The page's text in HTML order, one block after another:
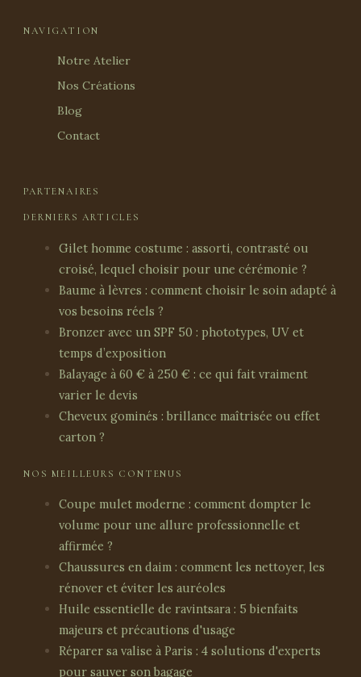
NAVIGATION
Notre Atelier
Nos Créations
Blog
Contact
PARTENAIRES
DERNIERS ARTICLES
Gilet homme costume : assorti, contrasté ou
croisé, lequel choisir pour une cérémonie ?
Baume à lèvres : comment choisir le soin adapté à
vos besoins réels ?
Bronzer avec un SPF 50 : phototypes, UV et
temps d’exposition
Balayage à 60 € à 250 € : ce qui fait vraiment
varier le devis
Cheveux gominés : brillance maîtrisée ou effet
carton ?
NOS MEILLEURS CONTENUS
Coupe mulet moderne : comment dompter le
volume pour une allure professionnelle et
affirmée ?
Chaussures en daim : comment les nettoyer, les
rénover et éviter les auréoles
Huile essentielle de ravintsara : 5 bienfaits
majeurs et précautions d'usage
Réparer sa valise à Paris : 4 solutions d'experts
pour sauver son bagage